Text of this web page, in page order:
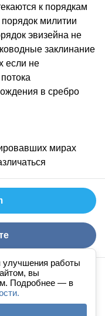
работы
вы
Подробнее — в
к порядкам
милитии
эвизейна не
заклинание
если не
в сребро
мирах
книгав ухе